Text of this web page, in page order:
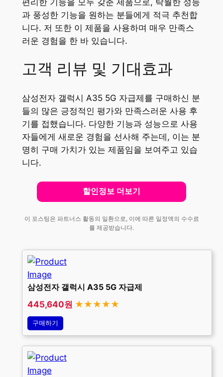
편리한 기능을 모두 갖춘 제품으로, 탁월한 성능
과 풍성한 기능을 원하는 분들에게 적극 추천합
니다. 저 또한 이 제품을 사용하며 매우 만족스
러운 경험을 한 바 있습니다.
고객 리뷰 및 기대효과
삼성전자 갤럭시 A35 5G 자급제를 구매하신 분
들의 많은 긍정적인 평가와 만족스러운 사용 후
기를 접했습니다. 다양한 기능과 성능으로 사용
자들에게 새로운 경험을 선사해 주는데, 이는 분
명히 구매 가치가 있는 제품임을 보여주고 있습
니다.
할인정보 더보기
이 포스팅은 파트너스 활동의 일환으로, 이에 따른 일정액의 수수료
를 제공받습니다.
삼성전자 갤럭시 A35 5G 자급제
445,640원 ★★★★★
구매하기